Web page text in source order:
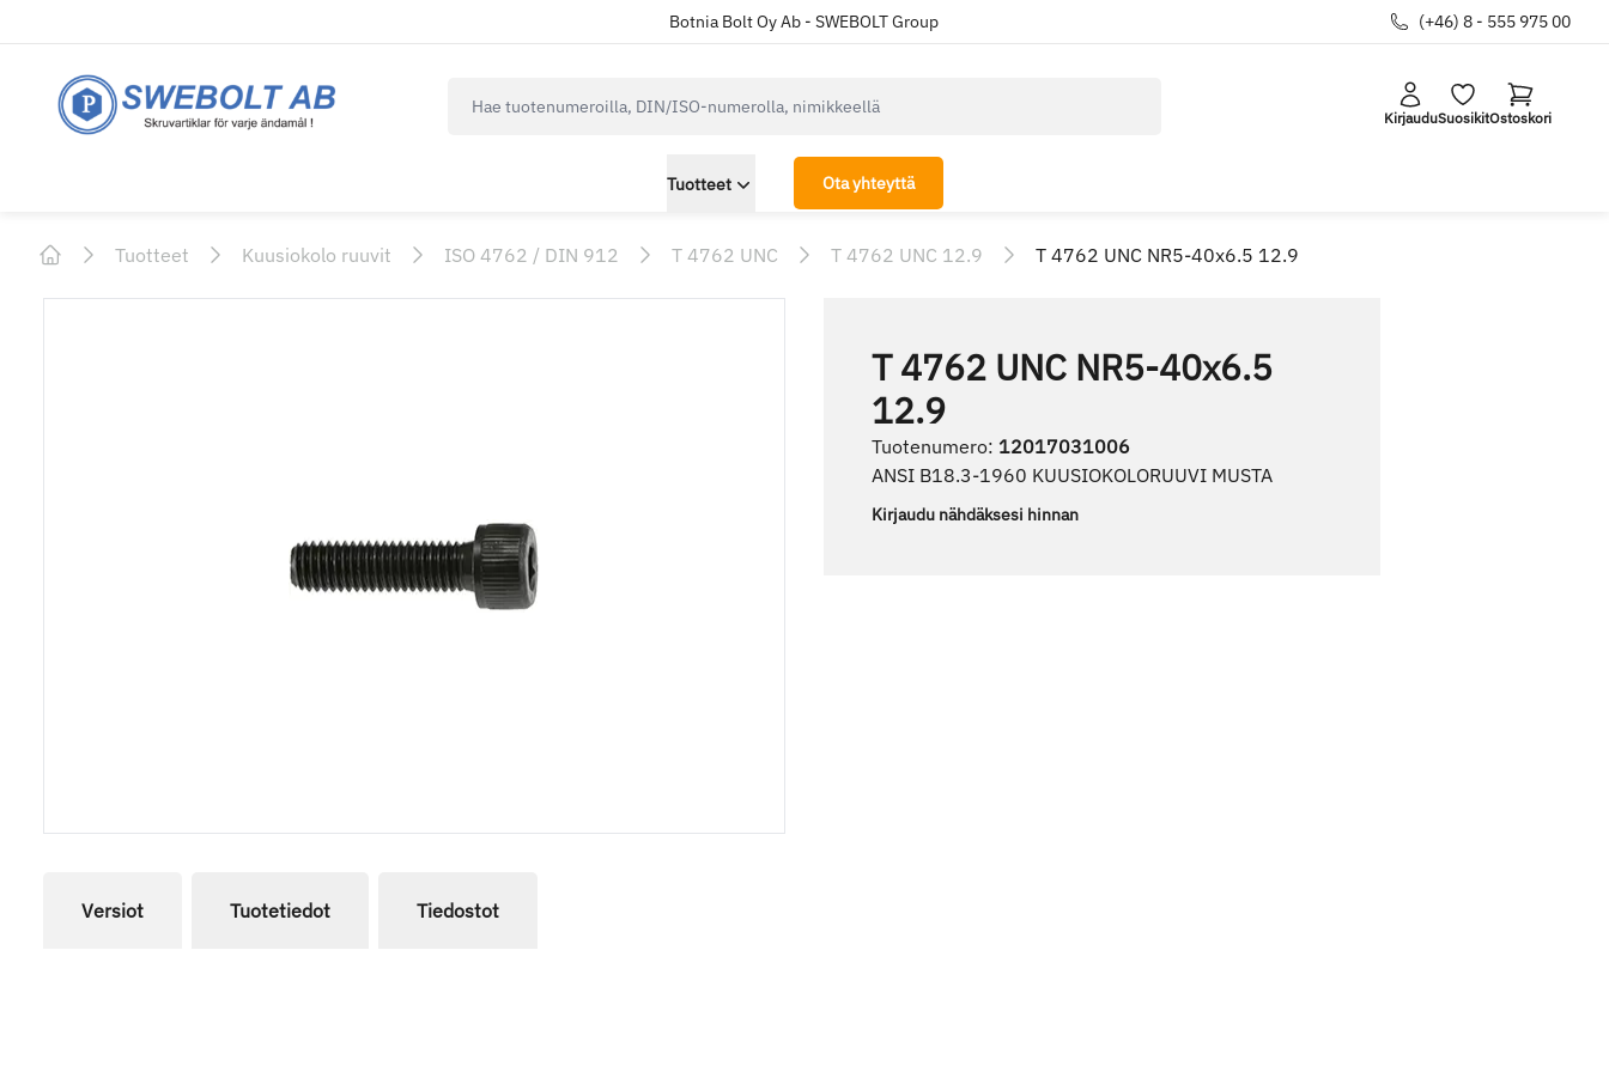
Botnia Bolt Oy Ab - SWEBOLT Group (+46) 8 - 555 975 00
KirjauduSuosikitOstoskori
Tuotteet Ota yhteyttä
Tuotteet Kuusiokolo ruuvit ISO 4762 / DIN 912 T 4762 UNC T 4762 UNC 12.9 T 4762 UNC NR5-40x6.5 12.9
T 4762 UNC NR5-40x6.5
12.9
Tuotenumero: 12017031006
ANSI B18.3-1960 KUUSIOKOLORUUVI MUSTA
Kirjaudu nähdäksesi hinnan
Versiot Tuotetiedot Tiedostot